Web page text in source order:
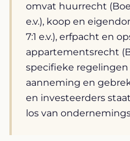
omvat huurrecht
e.v.), koop en
7:1 e.v.), erfpacht en
appartementsrecht
specifieke
aanneming en
en investeerders
los van